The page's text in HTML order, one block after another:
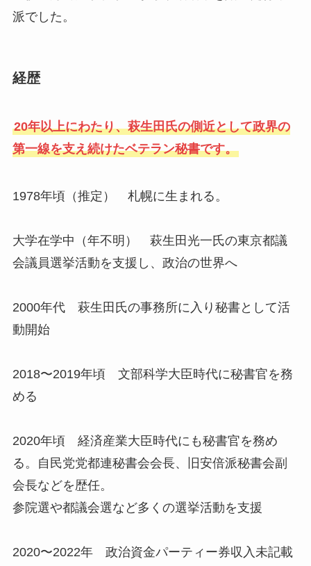
派でした。
経歴
20年以上にわたり、萩生田氏の側近として政界の
第一線を支え続けたベテラン秘書です。
1978年頃（推定） 札幌に生まれる。
大学在学中（年不明） 萩生田光一氏の東京都議
会議員選挙活動を支援し、政治の世界へ
2000年代 萩生田氏の事務所に入り秘書として活
動開始
2018〜2019年頃 文部科学大臣時代に秘書官を務
める
2020年頃 経済産業大臣時代にも秘書官を務め
る。自民党党都連秘書会会長、旧安倍派秘書会副
会長などを歴任。
参院選や都議会選など多くの選挙活動を支援
2020〜2022年 政治資金パーティー券収入未記載